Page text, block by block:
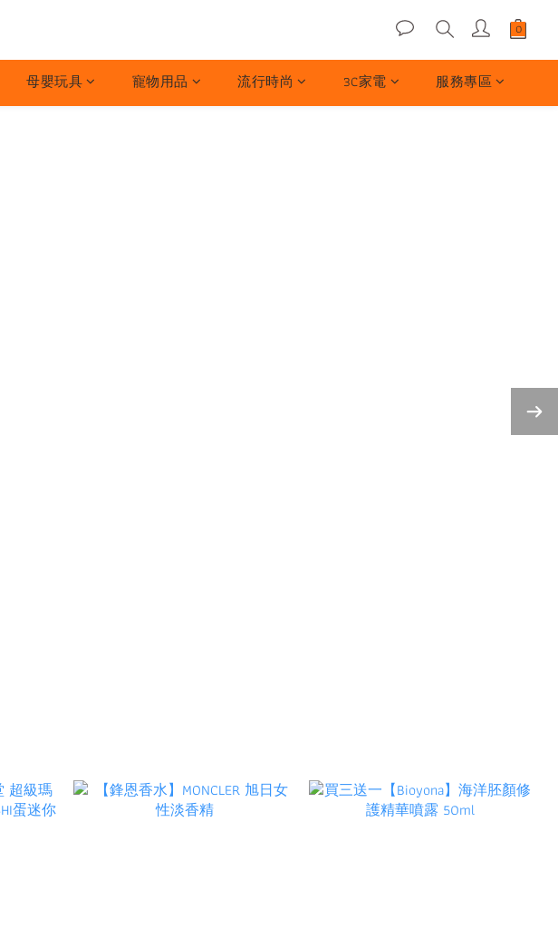
母嬰玩具 寵物用品 流行時尚 3C家電 服務專區